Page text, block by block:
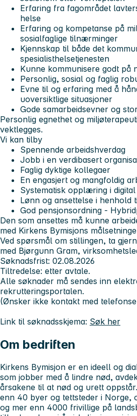
Erfaring fra fagområdet
helse
Erfaring og kompetanse på
sosialfaglige tilnærminger
Kjennskap til både det
spesialisthelsetjenesten
Kunne kommunisere godt på
Personlig, sosial og faglig
Evne til og erfaring med å
uoversiktlige situasjoner
Gode samarbeidsevner og
Personlig egnethet og
vektlegges.
Vi kan tilby
Spennende arbeidshverdag
Jobb i en verdibasert
Faglig dyktige kollegaer
En engasjert og mangfoldig
Systematisk opplæring i
Lønn og ansettelse i henhold
God pensjonsordning -
Den som ansettes må kunne
med Kirkens Bymisjons
Ved spørsmål om stillingen, ta
med Bjørgunn Gram,
Søknadsfrist: 02.08.2026
Tiltredelse: etter avtale.
Alle søknader må sendes inn
rekrutteringsportalen.
(Ønsker ikke kontakt med
Link til søknadsskjema: Søk her
Om bedriften
Kirkens Bymisjon er en ideell og
som jobber med å lindre nød,
årsakene til at nød og urett
enn 40 byer og tettsteder i Norge,
og mer enn 4000 frivillige på